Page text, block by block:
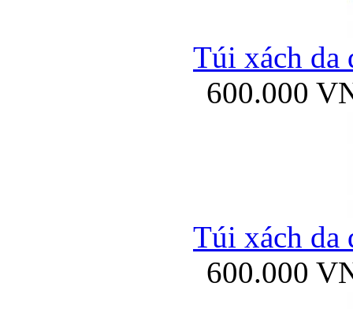
Túi xách da
600.000
Túi xách da
600.000